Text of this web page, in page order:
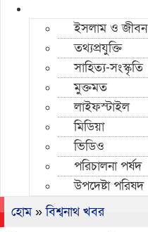
ইসলাম ও জীবন
তথ্যপ্রযুক্তি
সাহিত্য-সংস্কৃতি
মুক্তমত
লাইফস্টাইল
মিডিয়া
ভিডিও
পরিচালনা পর্ষদ
উপদেষ্টা পরিষদ
হোম»বিশ্বনাথ খবর